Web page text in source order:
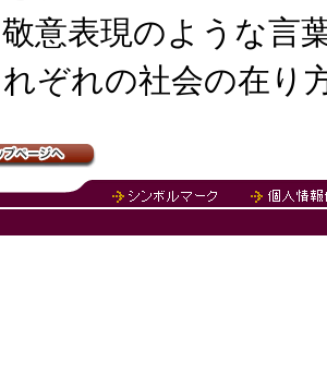
意表現のような言
ぞれの社会の在り